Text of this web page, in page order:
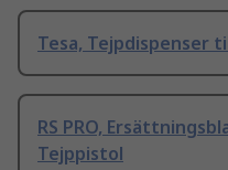
Tesa, Tejpdispenser
RS PRO,
Tejppistol